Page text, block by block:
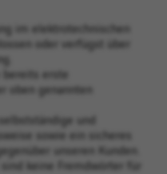
im elektrotechnischen
oder verfügst über
erste
oben genannten
und
sowie ein sicheres
unseren Kunden.
sind keine Fremdwörter für